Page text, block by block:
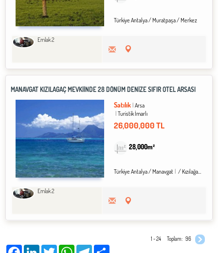
Türkiye Antalya / Muratpaşa/ Merkez
Emlak 2
MANAVGAT KIZILAĞAÇ MEVKIINDE 28 DÖNÜM DENIZE SIFIR OTEL ARSASI
Satılık Arsa
Turistik İmarlı
26,000,000 TL
28,000m²
Türkiye Antalya / Manavgat / Kızılağaç Köyü
Emlak 2
1 - 24 Toplam: 96
Facebook
LinkedIn Twitter WhatsApp Telegram